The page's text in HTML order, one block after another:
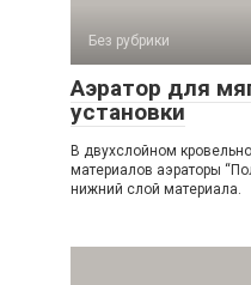
Без рубрики
Аэратор для
установки
В двухслойном
материалов аэраторы
нижний слой материала.